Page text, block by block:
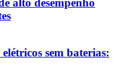
alto desempenho
sem baterias: